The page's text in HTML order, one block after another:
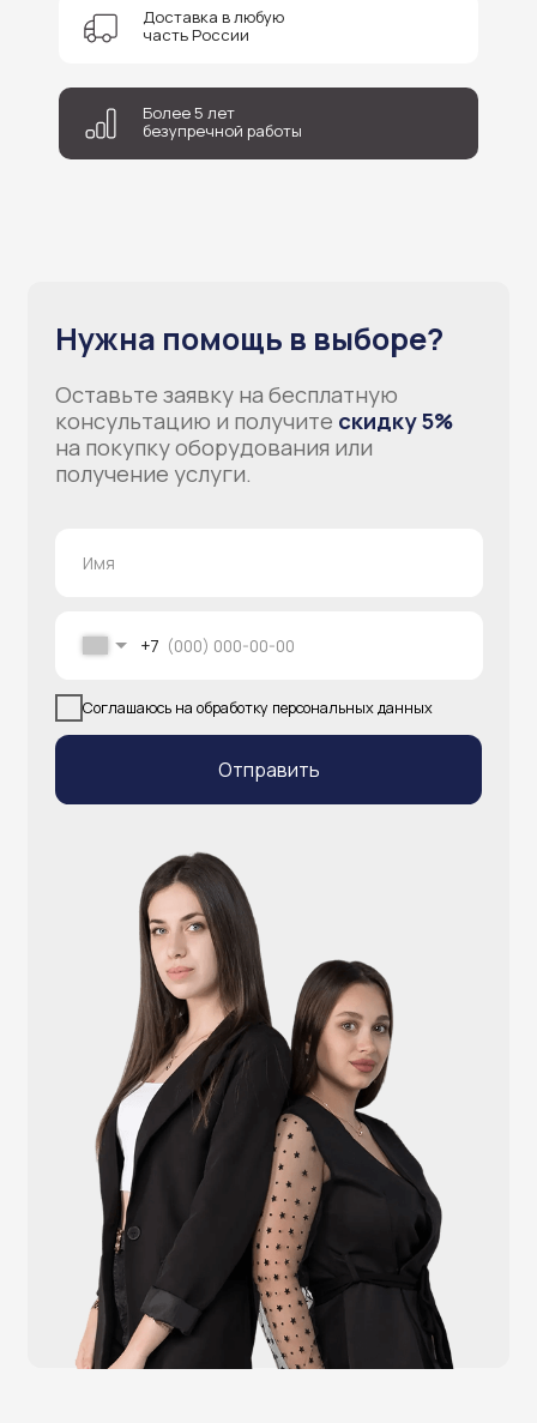
Доставка в любую
часть России
Более 5 лет
безупречной работы
info@atlantisgr.ooo
Видеонаблюдение
Принтеры чеков и этикеток
Услуги
О компании
Оплата и доставка
Штрихкодовое оборудование
Весовое оборудование
Счётчики валюты
Терминалы самообслуживания
Денежные ящики
Онлайн-кассы
Антикражные ворота
POS-компьютеры
POS-моноблоки
POS-мониторы